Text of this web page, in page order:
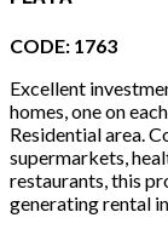
CODE: 1763
Excellent
homes, one on
Residential area.
supermarkets,
restaurants, this
generating rental